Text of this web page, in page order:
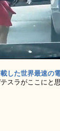
載した世界最速の
スラがここに